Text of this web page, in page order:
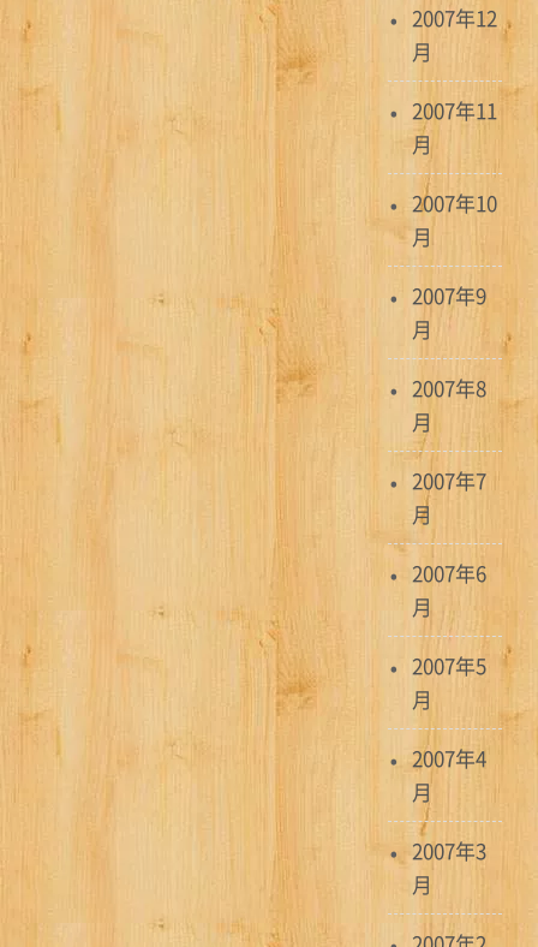
2007年12
月
2007年11
月
2007年10
月
2007年9
月
2007年8
月
2007年7
月
2007年6
月
2007年5
月
2007年4
月
2007年3
月